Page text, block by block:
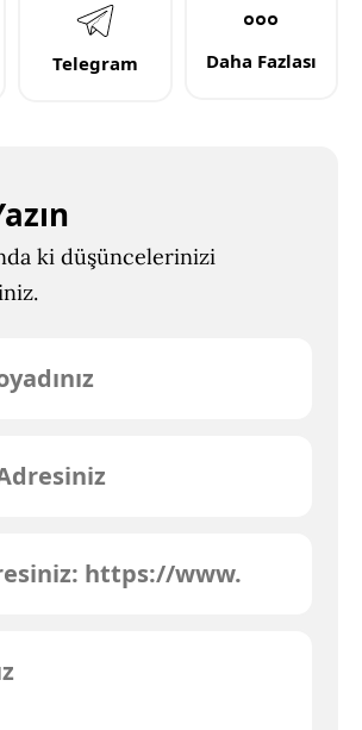
Telegram Daha Fazlası
ki düşüncelerinizi